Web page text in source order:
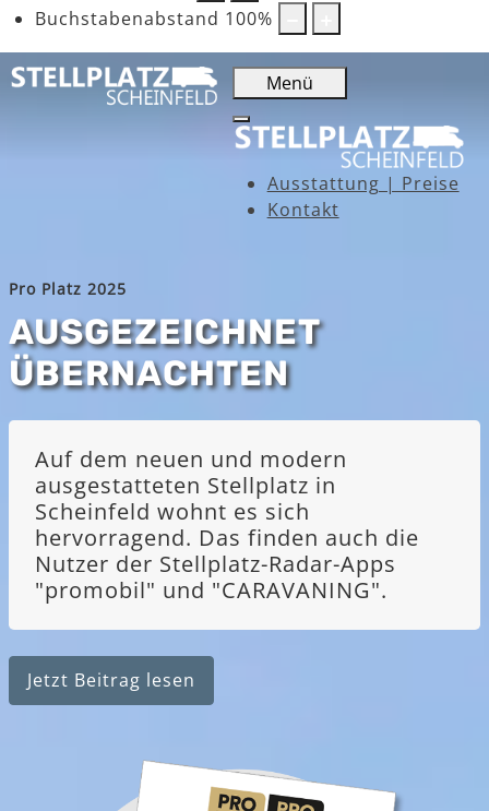
Buchstabenabstand 100%
Menü
Ausstattung | Preise
Kontakt
Pro Platz 2025
AUSGEZEICHNET
ÜBERNACHTEN
Auf dem neuen und modern
ausgestatteten Stellplatz in
Scheinfeld wohnt es sich
hervorragend. Das finden auch die
Nutzer der Stellplatz-Radar-Apps
"promobil" und "CARAVANING".
Jetzt Beitrag lesen